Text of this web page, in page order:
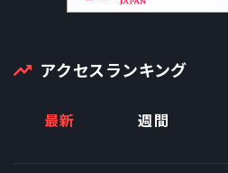
アクセスランキング
最新 週間